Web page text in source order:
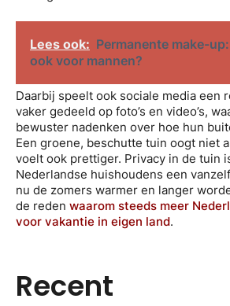
Lees ook: Permanente make-up:
ook voor mannen?
Daarbij speelt ook sociale media een
vaker gedeeld op foto’s en video’s,
bewuster nadenken over hoe hun
Een groene, beschutte tuin oogt niet
voelt ook prettiger. Privacy in de tuin
Nederlandse huishoudens een
nu de zomers warmer en langer
de reden waarom steeds meer
voor vakantie in eigen land.
Recent